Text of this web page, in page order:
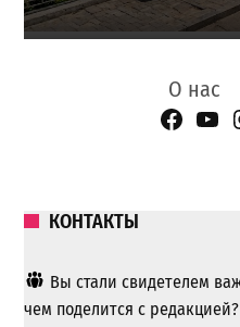
О нас
КОНТАКТЫ
Вы стали свидетелем
чем поделится с редакцией?